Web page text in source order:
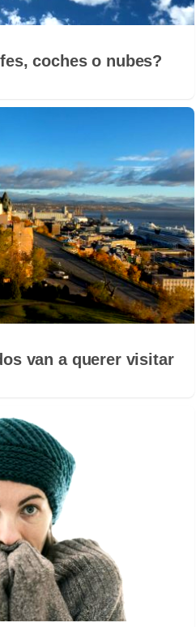
coches o nubes?
van a querer visitar